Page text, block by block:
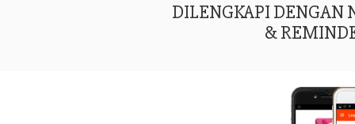
DILENGKAPI DENGAN
&